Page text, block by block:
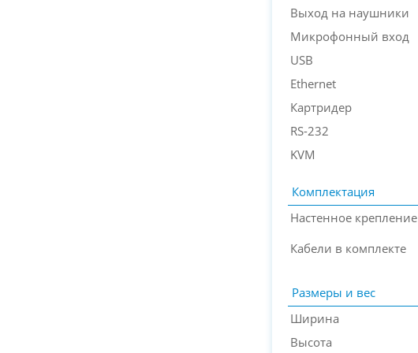
Выход на наушники
Микрофонный вход
USB
Ethernet
Картридер
RS-232
KVM
Комплектация
Настенное крепление
Кабели в комплекте
Размеры и вес
Ширина
Высота